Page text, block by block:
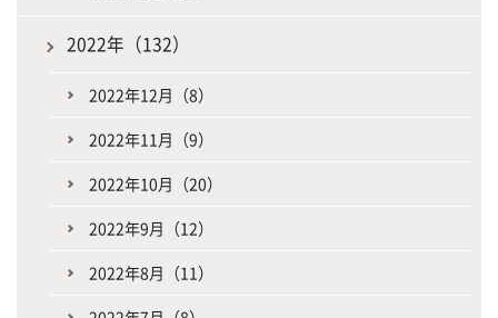
2022年（132）
2022年12月（8）
2022年11月（9）
2022年10月（20）
2022年9月（12）
2022年8月（11）